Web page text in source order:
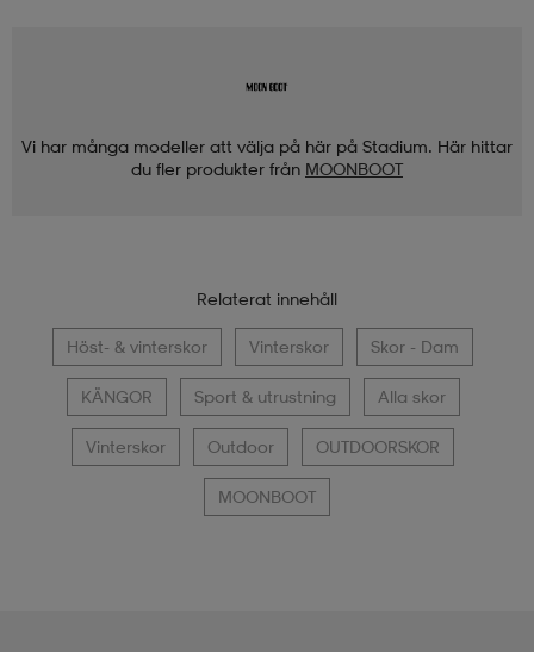
Vi har många modeller att välja på här på Stadium. Här hittar
du fler produkter från MOONBOOT
Relaterat innehåll
Höst- & vinterskor Vinterskor Skor - Dam
KÄNGOR Sport & utrustning Alla skor
Vinterskor Outdoor OUTDOORSKOR
MOONBOOT